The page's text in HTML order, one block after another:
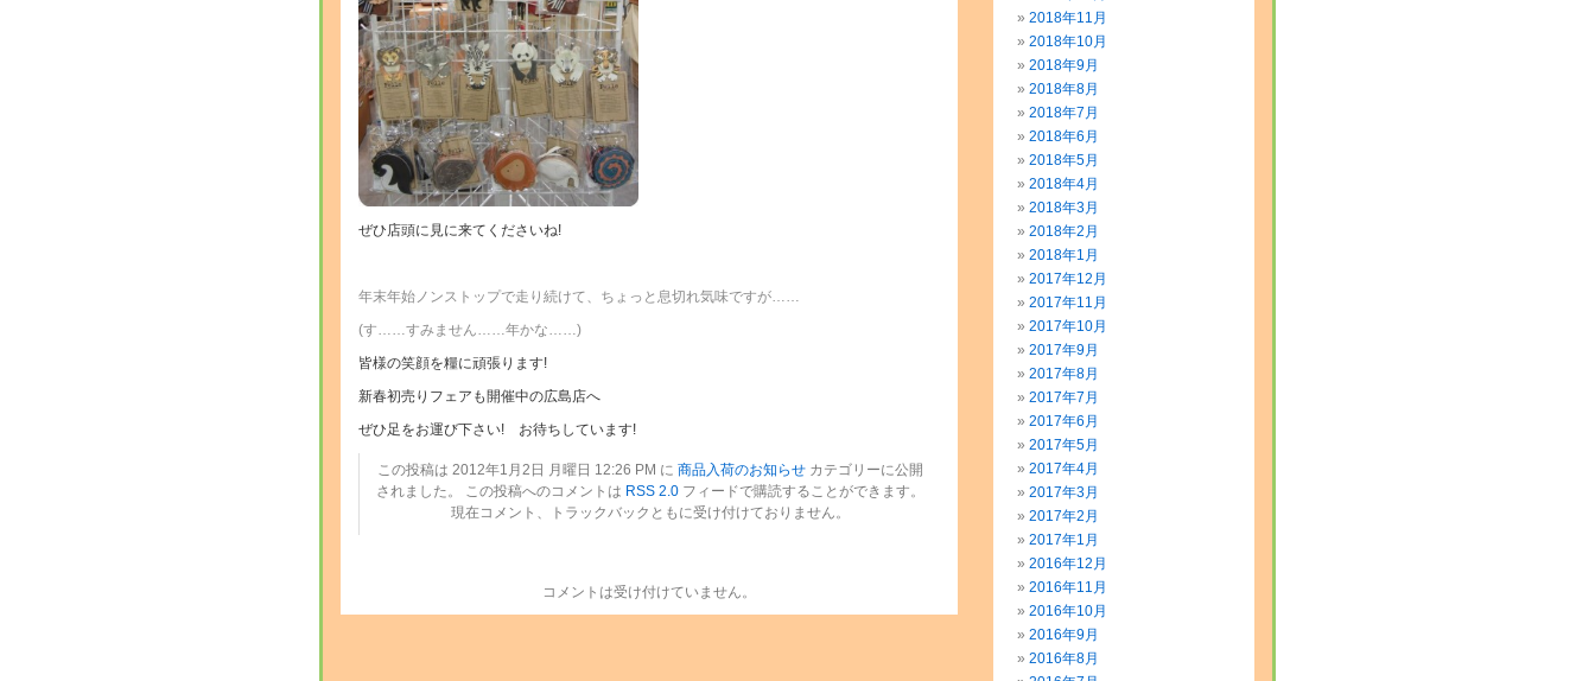
ぜひ店頭に見に来てくださいね!
年末年始ノンストップで走り続けて、ちょっと息切れ気味ですが……
(す……すみません……年かな……)
皆様の笑顔を糧に頑張ります!
新春初売りフェアも開催中の広島店へ
ぜひ足をお運び下さい! お待ちしています!
この投稿は 2012年1月2日 月曜日 12:26 PM に 商品入荷のお知らせカテゴリーに公開
されました。 この投稿へのコメントは RSS 2.0フィードで購読することができます。
現在コメント、トラックバックともに受け付けておりません。
コメントは受け付けていません。
2018年11月
2018年10月
2018年9月
2018年8月
2018年7月
2018年6月
2018年5月
2018年4月
2018年3月
2018年2月
2018年1月
2017年12月
2017年11月
2017年10月
2017年9月
2017年8月
2017年7月
2017年6月
2017年5月
2017年4月
2017年3月
2017年2月
2017年1月
2016年12月
2016年11月
2016年10月
2016年9月
2016年8月